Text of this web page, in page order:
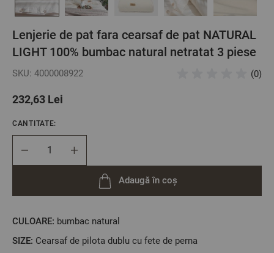
Lenjerie de pat fara cearsaf de pat NATURAL
LIGHT 100% bumbac natural netratat 3 piese
SKU: 4000008922 (0)
232,63 Lei
CULOARE: bumbac natural
SIZE: Cearsaf de pilota dublu cu fete de perna
CANTITATE:
Adaugă în coș